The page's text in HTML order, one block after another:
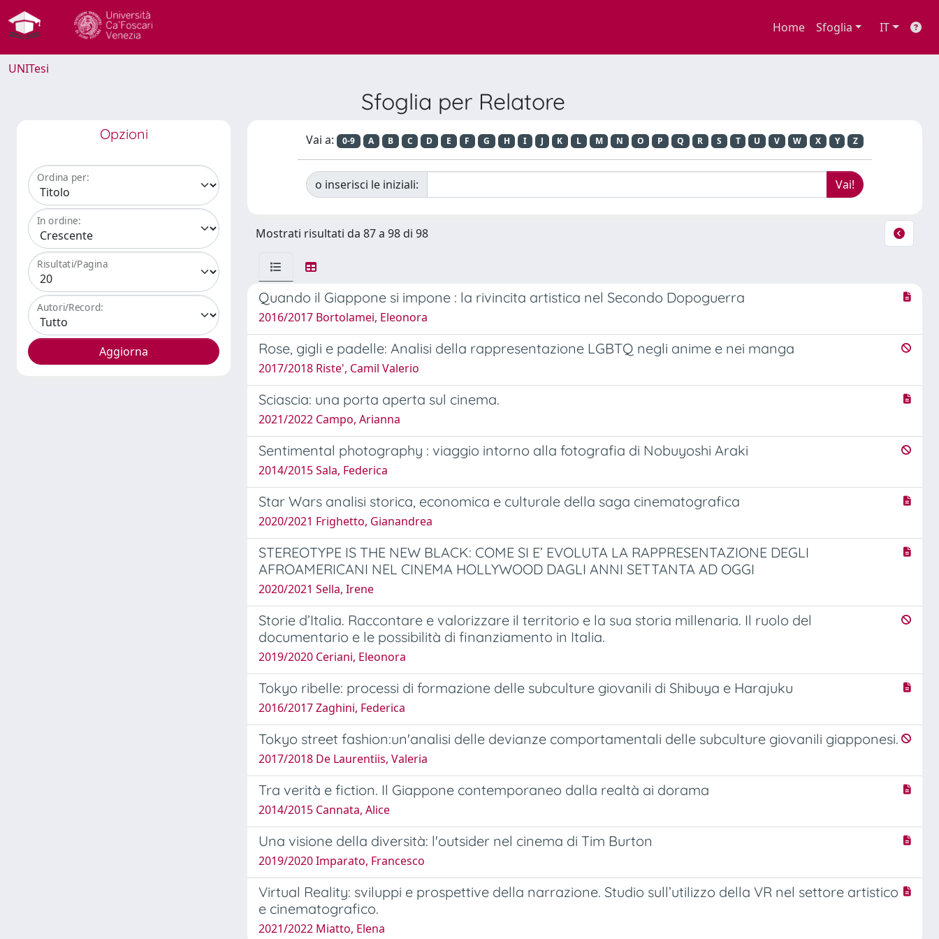
Home Sfoglia IT
UNITesi
Sfoglia per Relatore
Opzioni
Ordina per:
In ordine:
Risultati/Pagina
Autori/Record:
Vai a: 0-9 A B C D E F G H I J K L M N O P Q R S T U V W X Y Z
o inserisci le iniziali:
Mostrati risultati da 87 a 98 di 98
Quando il Giappone si impone : la rivincita artistica nel Secondo Dopoguerra
2016/2017 Bortolamei, Eleonora
Rose, gigli e padelle: Analisi della rappresentazione LGBTQ negli anime e nei manga
2017/2018 Riste', Camil Valerio
Sciascia: una porta aperta sul cinema.
2021/2022 Campo, Arianna
Sentimental photography : viaggio intorno alla fotografia di Nobuyoshi Araki
2014/2015 Sala, Federica
Star Wars analisi storica, economica e culturale della saga cinematografica
2020/2021 Frighetto, Gianandrea
STEREOTYPE IS THE NEW BLACK: COME SI E’ EVOLUTA LA RAPPRESENTAZIONE DEGLI
AFROAMERICANI NEL CINEMA HOLLYWOOD DAGLI ANNI SETTANTA AD OGGI
2020/2021 Sella, Irene
Storie d’Italia. Raccontare e valorizzare il territorio e la sua storia millenaria. Il ruolo del
documentario e le possibilità di finanziamento in Italia.
2019/2020 Ceriani, Eleonora
Tokyo ribelle: processi di formazione delle subculture giovanili di Shibuya e Harajuku
2016/2017 Zaghini, Federica
Tokyo street fashion:un'analisi delle devianze comportamentali delle subculture giovanili giapponesi.
2017/2018 De Laurentiis, Valeria
Tra verità e fiction. Il Giappone contemporaneo dalla realtà ai dorama
2014/2015 Cannata, Alice
Una visione della diversità: l'outsider nel cinema di Tim Burton
2019/2020 Imparato, Francesco
Virtual Reality: sviluppi e prospettive della narrazione. Studio sull’utilizzo della VR nel settore artistico
e cinematografico.
2021/2022 Miatto, Elena